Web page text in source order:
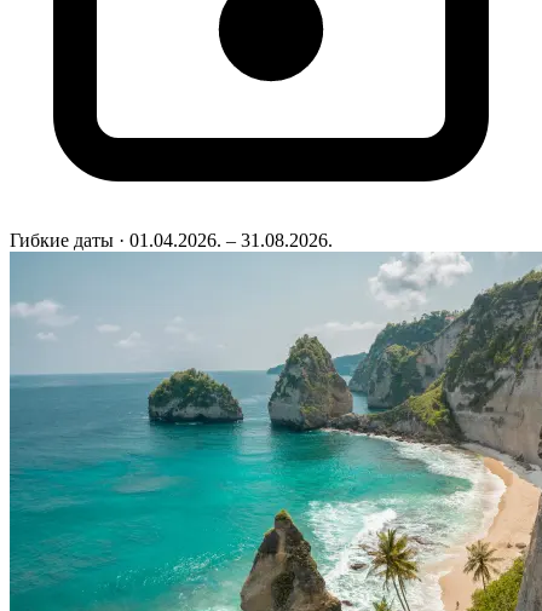
Гибкие даты · 01.04.2026. – 31.08.2026.